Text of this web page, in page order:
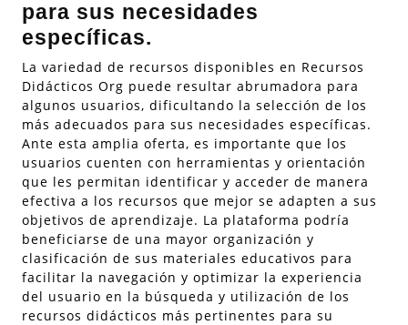
para sus necesidades
específicas.
La variedad de recursos disponibles en Recursos
Didácticos Org puede resultar abrumadora para
algunos usuarios, dificultando la selección de los
más adecuados para sus necesidades específicas.
Ante esta amplia oferta, es importante que los
usuarios cuenten con herramientas y orientación
que les permitan identificar y acceder de manera
efectiva a los recursos que mejor se adapten a sus
objetivos de aprendizaje. La plataforma podría
beneficiarse de una mayor organización y
clasificación de sus materiales educativos para
facilitar la navegación y optimizar la experiencia
del usuario en la búsqueda y utilización de los
recursos didácticos más pertinentes para su